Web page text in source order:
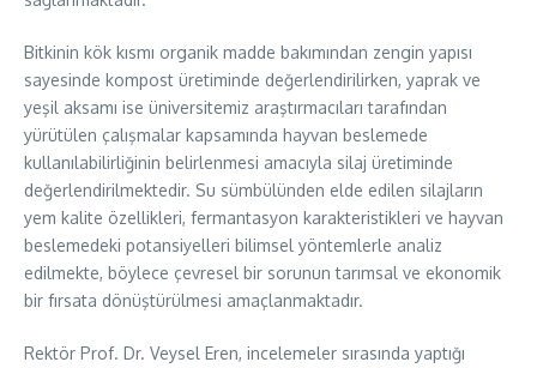
Bitkinin kök kısmı organik madde bakımından zengin yapısı
sayesinde kompost üretiminde değerlendirilirken, yaprak ve
yeşil aksamı ise üniversitemiz araştırmacıları tarafından
yürütülen çalışmalar kapsamında hayvan beslemede
kullanılabilirliğinin belirlenmesi amacıyla silaj üretiminde
değerlendirilmektedir. Su sümbülünden elde edilen silajların
yem kalite özellikleri, fermantasyon karakteristikleri ve hayvan
beslemedeki potansiyelleri bilimsel yöntemlerle analiz
edilmekte, böylece çevresel bir sorunun tarımsal ve ekonomik
bir fırsata dönüştürülmesi amaçlanmaktadır.
Rektör Prof. Dr. Veysel Eren, incelemeler sırasında yaptığı